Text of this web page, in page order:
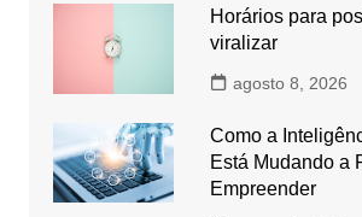
Horários para
viralizar
agosto 8, 2026
Como a
Está Mudando a
Empreender